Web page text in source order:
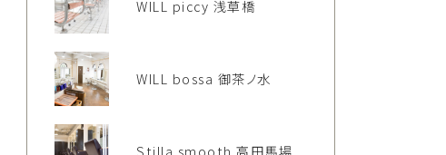
WILL piccy 浅草橋
WILL bossa 御茶ノ水
Stilla smooth 高田馬場